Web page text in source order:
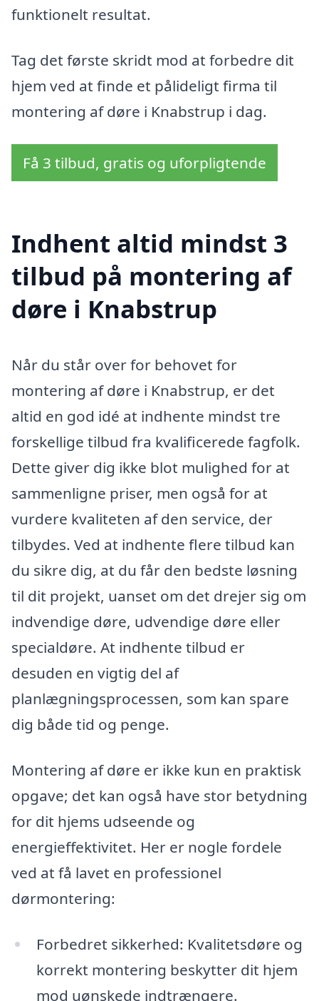
funktionelt resultat.
Tag det første skridt mod at forbedre dit
hjem ved at finde et pålideligt firma til
montering af døre i Knabstrup i dag.
Få 3 tilbud, gratis og uforpligtende
Indhent altid mindst 3
tilbud på montering af
døre i Knabstrup
Når du står over for behovet for
montering af døre i Knabstrup, er det
altid en god idé at indhente mindst tre
forskellige tilbud fra kvalificerede fagfolk.
Dette giver dig ikke blot mulighed for at
sammenligne priser, men også for at
vurdere kvaliteten af den service, der
tilbydes. Ved at indhente flere tilbud kan
du sikre dig, at du får den bedste løsning
til dit projekt, uanset om det drejer sig om
indvendige døre, udvendige døre eller
specialdøre. At indhente tilbud er
desuden en vigtig del af
planlægningsprocessen, som kan spare
dig både tid og penge.
Montering af døre er ikke kun en praktisk
opgave; det kan også have stor betydning
for dit hjems udseende og
energieffektivitet. Her er nogle fordele
ved at få lavet en professionel
dørmontering:
Forbedret sikkerhed: Kvalitetsdøre og
korrekt montering beskytter dit hjem
mod uønskede indtrængere.